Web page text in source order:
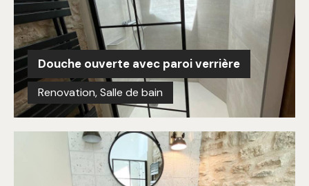
Douche ouverte avec paroi verrière
Renovation,Salle de bain